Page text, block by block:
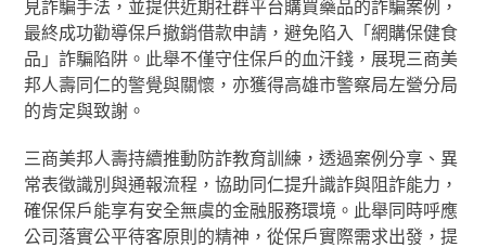
見詐騙手法，並提供近期社群平台購買藥品的詐騙案例，
最終成功勸導保戶撤銷借款申請，避免陷入「網購保健食
品」詐騙陷阱。此舉不僅守住保戶的血汗錢，展現三商美
邦人壽同仁的警覺與關懷，亦獲得高雄市警察局左營分局
的肯定與致謝。
三商美邦人壽持續推動防詐教育訓練，透過案例分享、異
常表徵識別與通報流程，協助同仁提升識詐與阻詐能力，
確保保戶能享有安全無虞的金融服務環境。此舉同時呼應
公司落實公平待客原則的精神，從保戶實際需求出發，提